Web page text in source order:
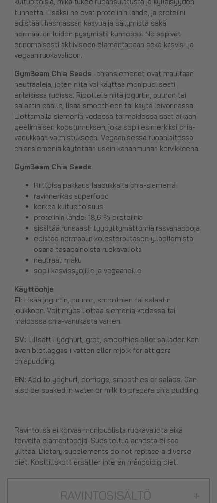
tunnetta. Lisäksi ne ovat proteiinin lähde, ja proteiini
edistää lihasmassan kasvua ja säilymistä sekä
normaalien luiden pysymistä kunnossa. Ne sopivat
erinomaisesti aktiiviseen elämäntapaan sekä kasvis- ja
vegaaniruokavalioon.
GymBeam Chia Seeds -chiansiemenet ovat maultaan
neutraaleja, joten niitä voi käyttää monipuolisesti
erilaisissa ruoissa. Ripottele niitä jogurtin, puuron tai
salaatin päälle, lisää smoothieen tai käytä leivonnassa.
Liottamalla siemeniä vedessä tai maidossa saat aikaan
geelimäisen koostumuksen, joka sopii esimerkiksi chia-
vanukkaan valmistukseen. Vegaanisessa ruoanlaitossa
chiansiemeniä käytetään usein kananmunan korvikkeena.
GymBeam Chia Seeds
Riittoisa pakkaus laadukkaita chia-siemeniä
ravinnerikas superfood
korkea kuitupitoisuus
proteiinin lähde: 18,6 % proteiinia
sisältää runsaasti tyydyttymättömiä rasvahappoja
edistää normaalin kolesterolitason ylläpitämistä
osana tasapainoista ruokavaliota
neutraali maku
sopii kasvissyöjille ja vegaaneille
Käyttöohje
FI: Lisää jogurtin, puuron, smoothien tai salaatin
joukkoon. Voit myös liottaa siemeniä vedessä tai
maidossa chia-vanukasta varten.
SV: Tillsätt i yoghurt, gröt, smoothies eller sallader. Kan
även blötläggas i vatten eller mjölk för att göra
chiapudding.
EN: Add to yoghurt, porridge, smoothies or salads. Can
also be soaked in water or milk to prepare chia pudding.
Ravintolisä ei korvaa monipuolista ruokavaliota eikä
terveitä elämäntapoja. Suositeltua annosta ei saa
ylittää. Dietary supplements do not replace a diverse
diet. Kosttillskott ersätter inte en mångsidig diet.
RAVINTOSISÄLTÖ +